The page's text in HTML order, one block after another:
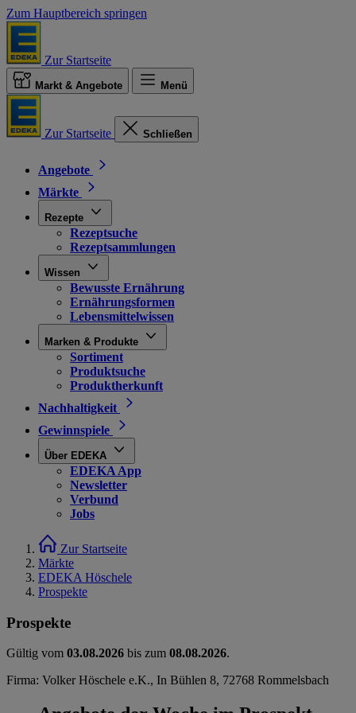
Zum Hauptbereich springen
Zur Startseite
Markt & Angebote Menü
Zur Startseite Schließen
Angebote
Märkte
Rezepte
Rezeptsuche
Rezeptsammlungen
Wissen
Bewusste Ernährung
Ernährungsformen
Lebensmittelwissen
Marken & Produkte
Sortiment
Produktsuche
Produktherkunft
Nachhaltigkeit
Gewinnspiele
Über EDEKA
EDEKA App
Newsletter
Verbund
Jobs
Zur Startseite
Märkte
EDEKA Höschele
Prospekte
Prospekte
Gültig vom 03.08.2026 bis zum 08.08.2026.
Firma: Volker Höschele e.K., In Bühlen 8, 72768 Rommelsbach